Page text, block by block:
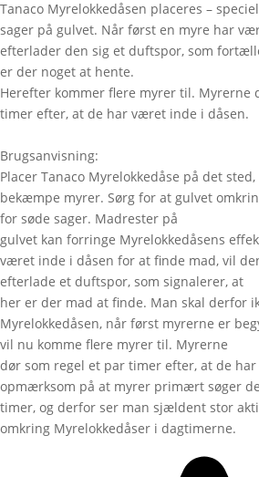
Tanaco Myrelokkedåsen placeres –
sager på gulvet. Når først en myre har
efterlader den sig et duftspor, som
er der noget at hente.
Herefter kommer flere myrer til. Myrerne
timer efter, at de har været inde i dåsen.
Brugsanvisning:
Placer Tanaco Myrelokkedåse på det
bekæmpe myrer. Sørg for at gulvet
for søde sager. Madrester på
gulvet kan forringe Myrelokkedåsens
været inde i dåsen for at finde mad, vil
efterlade et duftspor, som signalerer, at
her er der mad at finde. Man skal derfor
Myrelokkedåsen, når først myrerne er
vil nu komme flere myrer til. Myrerne
dør som regel et par timer efter, at de
opmærksom på at myrer primært søger
timer, og derfor ser man sjældent stor
omkring Myrelokkedåser i dagtimerne.